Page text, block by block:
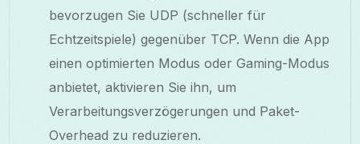
bevorzugen Sie UDP (schneller für
Echtzeitspiele) gegenüber TCP. Wenn die App
einen optimierten Modus oder Gaming-Modus
anbietet, aktivieren Sie ihn, um
Verarbeitungsverzögerungen und Paket-
Overhead zu reduzieren.